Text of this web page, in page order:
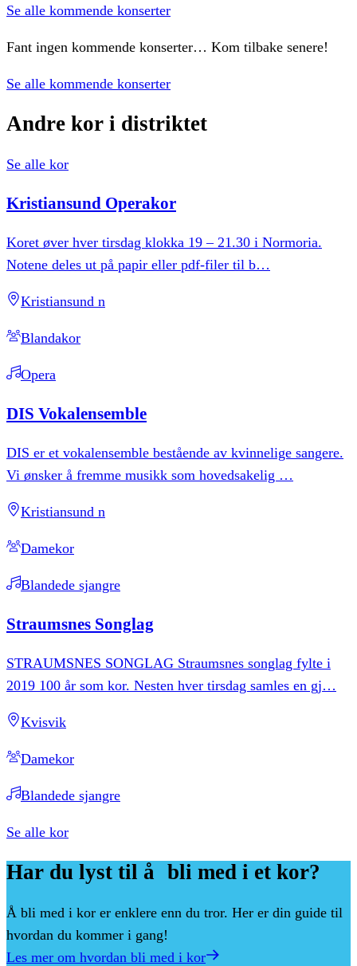
Se alle kommende konserter
Fant ingen kommende konserter… Kom tilbake senere!
Se alle kommende konserter
Andre kor i distriktet
Se alle kor
Kristiansund Operakor
Koret øver hver tirsdag klokka 19 – 21.30 i Normoria.
Notene deles ut på papir eller pdf-filer til b…
Kristiansund n
Blandakor
Opera
DIS Vokalensemble
DIS er et vokalensemble bestående av kvinnelige sangere.
Vi ønsker å fremme musikk som hovedsakelig …
Kristiansund n
Damekor
Blandede sjangre
Straumsnes Songlag
STRAUMSNES SONGLAG Straumsnes songlag fylte i
2019 100 år som kor. Nesten hver tirsdag samles en gj…
Kvisvik
Damekor
Blandede sjangre
Se alle kor
Har du lyst til å bli med i et kor?
Å bli med i kor er enklere enn du tror. Her er din guide til
hvordan du kommer i gang!
Les mer om hvordan bli med i kor